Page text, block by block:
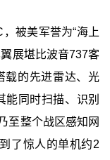
被美军誉为“海上
展堪比波音737客
载的先进雷达、光
能同时扫描、识别
至整个战区感知网
了惊人的单机约2